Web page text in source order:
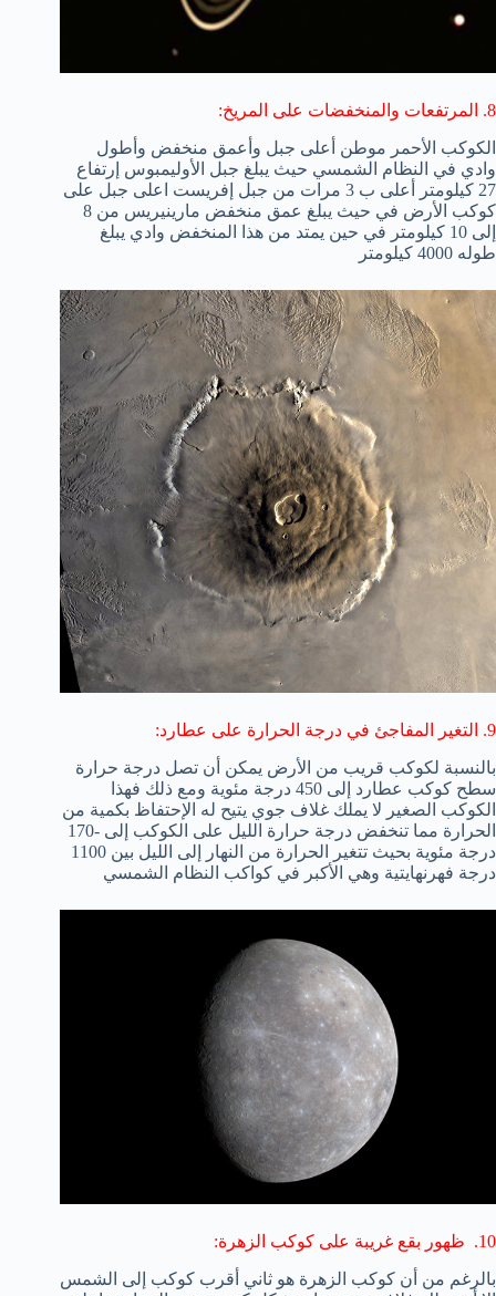
8. المرتفعات والمنخفضات على المريخ:
الكوكب الأحمر موطن أعلى جبل وأعمق منخفض وأطول
وادي في النظام الشمسي حيث يبلغ جبل الأوليمبوس إرتفاع
27 كيلومتر أعلى ب 3 مرات من جبل إفريست اعلى جبل على
كوكب الأرض في حيث يبلغ عمق منخفض مارينيريس من 8
إلى 10 كيلومتر في حين يمتد من هذا المنخفض وادي يبلغ
طوله 4000 كيلومتر
9. التغير المفاجئ في درجة الحرارة على عطارد:
بالنسبة لكوكب قريب من الأرض يمكن أن تصل درجة حرارة
سطح كوكب عطارد إلى 450 درجة مئوية ومع ذلك فهذا
الكوكب الصغير لا يملك غلاف جوي يتيح له الإحتفاظ بكمية من
الحرارة مما تنخفض درجة حرارة الليل على الكوكب إلى -170
درجة مئوية بحيث تتغير الحرارة من النهار إلى الليل بين 1100
درجة فهرنهايتية وهي الأكبر في كواكب النظام الشمسي
10. ظهور بقع غريبة على كوكب الزهرة:
بالرغم من أن كوكب الزهرة هو ثاني أقرب كوكب إلى الشمس